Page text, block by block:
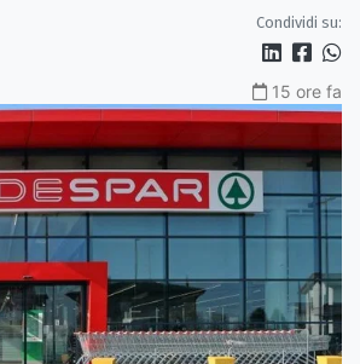
Condividi su:
15 ore fa